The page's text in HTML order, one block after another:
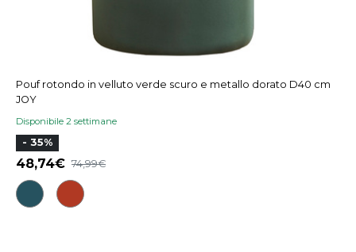
Pouf rotondo in velluto verde scuro e metallo dorato D40 cm
JOY
Disponibile 2 settimane
- 35%
48,74 74,99